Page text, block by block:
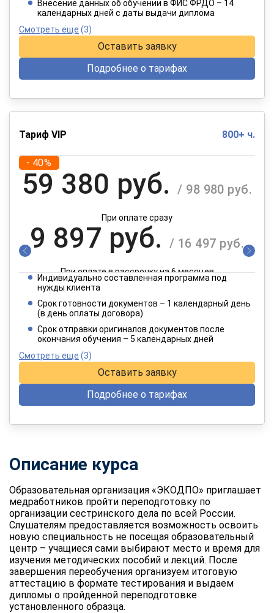
Внесение данных об обучении в ФИС ФРДО – 14
календарных дней с даты выдачи диплома
Смотреть еще (3)
Оставить заявку
Подробнее о тарифах
Тариф VIP 800+ ч.
- 40%
59 380 руб. / 98 980 руб.
При оплате сразу
9 897 руб. / 16 497 руб.
При оплате в рассрочку на 6 месяцев
4 949 руб. / 8 249 руб.
При оплате в рассрочку на 12 месяцев
Индивидуально составленная программа под
нужды клиента
Срок готовности документов – 1 календарный день
(в день оплаты договора)
Срок отправки оригиналов документов после
окончания обучения – 5 календарных дней
Смотреть еще (3)
Оставить заявку
Подробнее о тарифах
Описание курса
Образовательная организация «ЭКОДПО» приглашает
медработников пройти переподготовку по
организации сестринского дела по всей России.
Слушателям предоставляется возможность освоить
новую специальность не посещая образовательный
центр – учащиеся сами выбирают место и время для
изучения методических пособий и лекций. После
завершения переобучения организуем итоговую
аттестацию в формате тестирования и выдаем
дипломы о пройденной переподготовке
установленного образца.